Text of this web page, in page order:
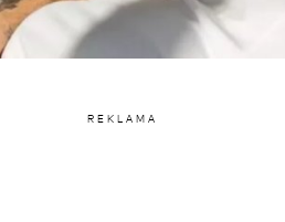
REKLAMA